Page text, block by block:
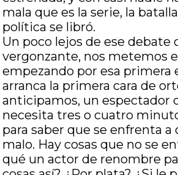
mala que es la serie, la
política se libró.
Un poco lejos de ese debate
vergonzante, nos metemos
empezando por esa primera
arranca la primera cara de
anticipamos, un espectador
necesita tres o cuatro
para saber que se enfrenta
malo. Hay cosas que no se
qué un actor de renombre